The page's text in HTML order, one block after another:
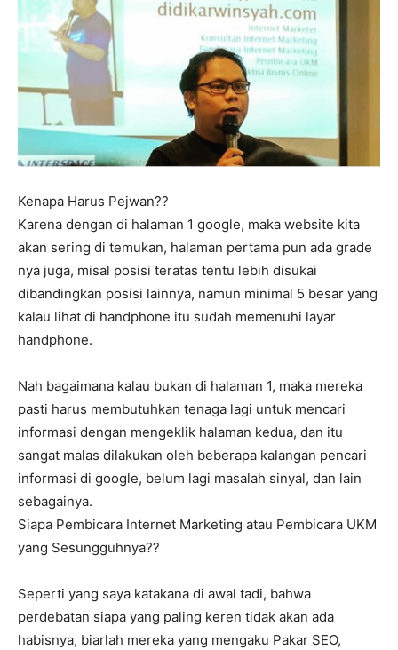
Kenapa Harus Pejwan??
Karena dengan di halaman 1 google, maka website kita
akan sering di temukan, halaman pertama pun ada grade
nya juga, misal posisi teratas tentu lebih disukai
dibandingkan posisi lainnya, namun minimal 5 besar yang
kalau lihat di handphone itu sudah memenuhi layar
handphone.
Nah bagaimana kalau bukan di halaman 1, maka mereka
pasti harus membutuhkan tenaga lagi untuk mencari
informasi dengan mengeklik halaman kedua, dan itu
sangat malas dilakukan oleh beberapa kalangan pencari
informasi di google, belum lagi masalah sinyal, dan lain
sebagainya.
Siapa Pembicara Internet Marketing atau Pembicara UKM
yang Sesungguhnya??
Seperti yang saya katakana di awal tadi, bahwa
perdebatan siapa yang paling keren tidak akan ada
habisnya, biarlah mereka yang mengaku Pakar SEO,